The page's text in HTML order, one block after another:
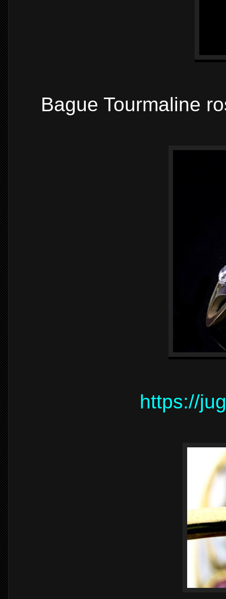
Bague Tourmaline
https://